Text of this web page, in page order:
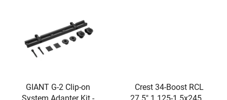
GIANT G-2 Clip-on
Crest 34-Boost RCL